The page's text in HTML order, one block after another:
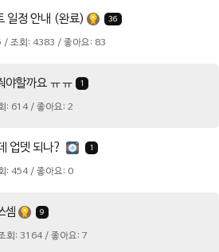
일정 안내 (완료) 36
조회: 4383 / 좋아요: 83
야할까요 ㅠㅠ 1
: 614 / 좋아요: 2
업뎃 되나? 1
: 454 / 좋아요: 0
셈 9
회: 3164 / 좋아요: 7